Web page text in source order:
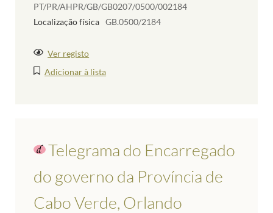
PT/PR/AHPR/GB/GB0207/0500/002184
Localização física GB.0500/2184
Ver registo
Adicionar à lista
Telegrama do Encarregado
do governo da Província de
Cabo Verde, Orlando